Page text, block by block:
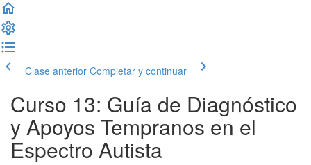
Clase anterior Completar y continuar
Curso 13: Guía de Diagnóstico
y Apoyos Tempranos en el
Espectro Autista